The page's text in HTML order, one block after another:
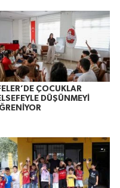
ÇOCUKLAR
DÜŞÜNMEYİ